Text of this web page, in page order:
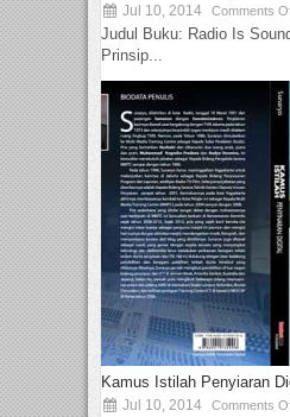
Jul 10, 2014 Comments
Judul Buku: Radio Is
Prinsip...
Kamus Istilah Penyiaran
Jul 10, 2014 Comments